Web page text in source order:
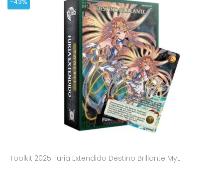
-43%
Toolkit 2025 Furia Extendido Destino Brillante MyL